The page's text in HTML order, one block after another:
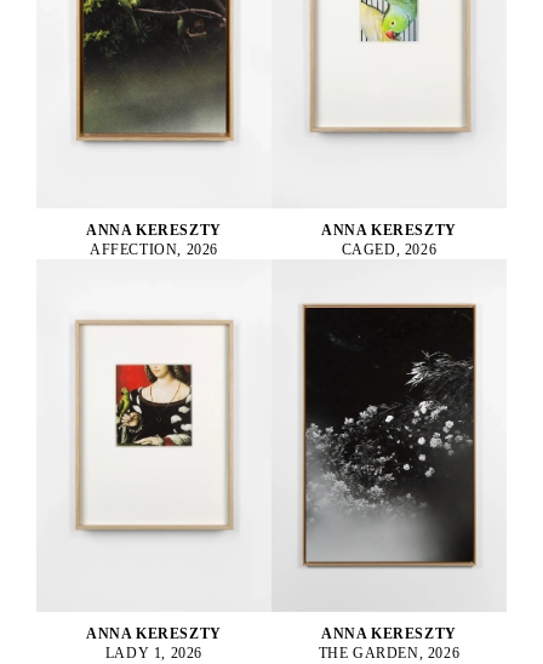
ANNA KERESZTY
AFFECTION, 2026
ANNA KERESZTY
CAGED, 2026
ANNA KERESZTY
LADY 1, 2026
ANNA KERESZTY
THE GARDEN, 2026